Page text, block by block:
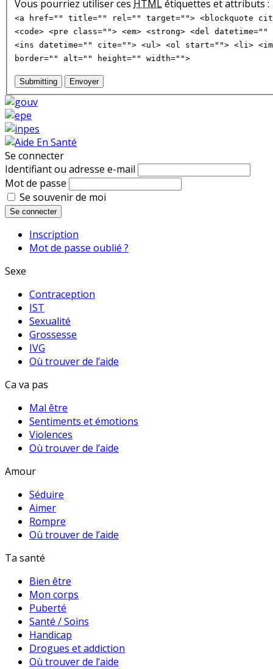
Vous pourriez utiliser ces HTMLétiquettes et attributs :
<a href="" title="" rel="" target=""> <blockquote
<code> <pre class=""> <em> <strong> <del
<ins datetime="" cite=""> <ul> <ol start=""> <li>
border="" alt="" height="" width="">
Submitting Envoyer
Se connecter
Identifiant ou adresse e-mail
Mot de passe
Se souvenir de moi
Se connecter
Inscription
Mot de passe oublié ?
Sexe
Contraception
IST
Sexualité
Grossesse
IVG
Où trouver de l’aide
Ca va pas
Mal être
Sentiments et émotions
Violences
Où trouver de l’aide
Amour
Séduire
Aimer
Rompre
Où trouver de l’aide
Ta santé
Bien être
Mon corps
Puberté
Santé / Soins
Handicap
Drogues et addiction
Où trouver de l’aide